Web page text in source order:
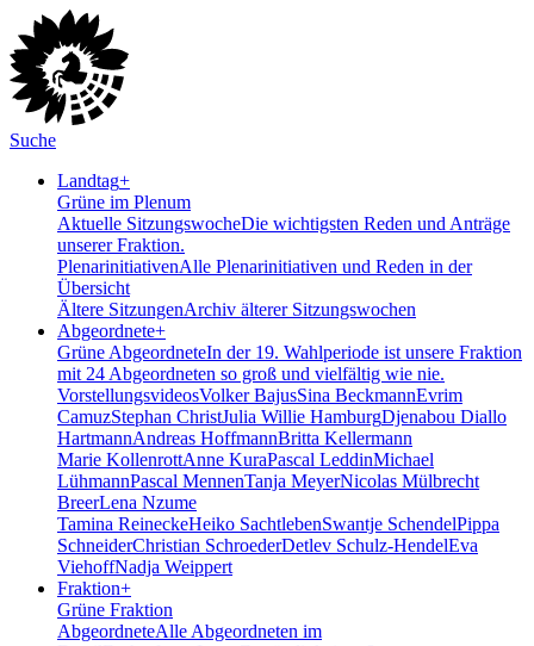
Suche
Landtag+
Grüne im Plenum
Aktuelle SitzungswocheDie wichtigsten Reden und Anträge
unserer Fraktion.
PlenarinitiativenAlle Plenarinitiativen und Reden in der
Übersicht
Ältere SitzungenArchiv älterer Sitzungswochen
Abgeordnete+
Grüne AbgeordneteIn der 19. Wahlperiode ist unsere Fraktion
mit 24 Abgeordneten so groß und vielfältig wie nie.
VorstellungsvideosVolker BajusSina BeckmannEvrim
CamuzStephan ChristJulia Willie HamburgDjenabou Diallo
HartmannAndreas HoffmannBritta Kellermann
Marie KollenrottAnne KuraPascal LeddinMichael
LühmannPascal MennenTanja MeyerNicolas Mülbrecht
BreerLena Nzume
Tamina ReineckeHeiko SachtlebenSwantje SchendelPippa
SchneiderChristian SchroederDetlev Schulz-HendelEva
ViehoffNadja Weippert
Fraktion+
Grüne Fraktion
AbgeordneteAlle Abgeordneten im